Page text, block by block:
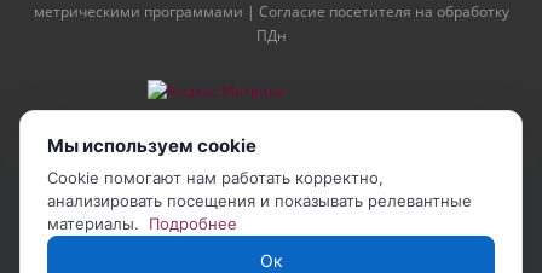
метрическими программами | Согласие посетителя на обработку
ПДн
Мы используем cookie
Cookie помогают нам работать корректно,
анализировать посещения и показывать релевантные
материалы.
Подробнее
Ок